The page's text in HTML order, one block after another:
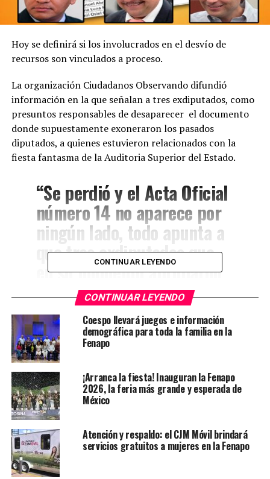
Hoy se definirá si los involucrados en el desvío de
recursos son vinculados a proceso.
La organización Ciudadanos Observando difundió
información en la que señalan a tres exdiputados, como
presuntos responsables de desaparecer el documento
donde supuestamente exoneraron los pasados
diputados, a quienes estuvieron relacionados con la
fiesta fantasma de la Auditoria Superior del Estado.
“Se perdió y el Acta Oficial
número 14 no aparece por
ningún lado, todo apunta a
que tres exdiputados que
en su momento aprobaron
esa “exoneración” pudieran
ser los magos que
desaparecieron el acta”,
informó Ciudadanos
Observando.
Los exdiputados denunciados por la organización
ciudadana son:
Bautista del PRI y Manuel Barrera del PartidoVerde.
Aunque desapareció el documento oficial, existe otro
CONTINUAR LEYENDO
CONTINUAR LEYENDO
Coespo llevará juegos e información
demográfica para toda la familia en la
Fenapo
¡Arranca la fiesta! Inauguran la Fenapo
2026, la feria más grande y esperada de
México
Atención y respaldo: el CJM Móvil brindará
servicios gratuitos a mujeres en la Fenapo